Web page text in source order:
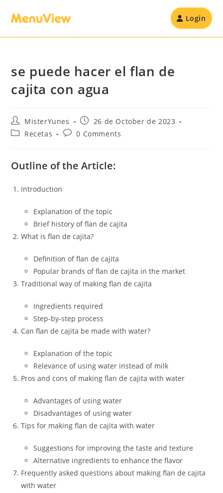
Login
se puede hacer el flan de
cajita con agua
MisterYunes
26 de October de 2023
Recetas
0 Comments
Outline of the Article:
Introduction
Explanation of the topic
Brief history of flan de cajita
What is flan de cajita?
Definition of flan de cajita
Popular brands of flan de cajita in the market
Traditional way of making flan de cajita
Ingredients required
Step-by-step process
Can flan de cajita be made with water?
Explanation of the topic
Relevance of using water instead of milk
Pros and cons of making flan de cajita with water
Advantages of using water
Disadvantages of using water
Tips for making flan de cajita with water
Suggestions for improving the taste and texture
Alternative ingredients to enhance the flavor
Frequently asked questions about making flan de cajita
with water